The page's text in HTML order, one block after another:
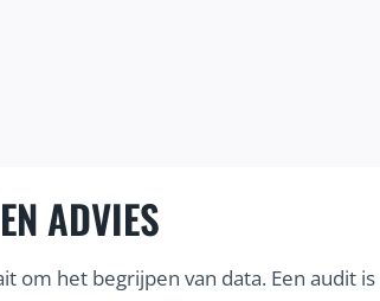
ADVIES
om het begrijpen van data. Een audit